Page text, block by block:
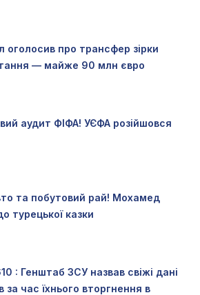
оголосив про трансфер зірки
— майже 90 млн євро
аудит ФІФА! УЄФА розійшовся
та побутовий рай! Мохамед
турецької казки
: Генштаб ЗСУ назвав свіжі дані
за час їхнього вторгнення в